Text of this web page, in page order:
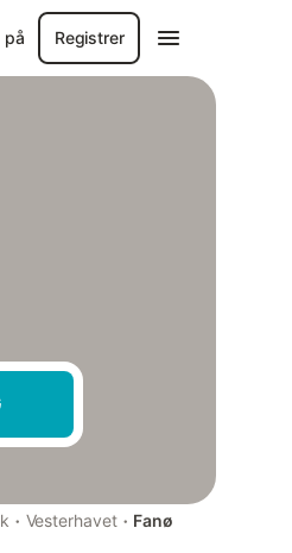
på Registrer
· Vesterhavet · Fanø